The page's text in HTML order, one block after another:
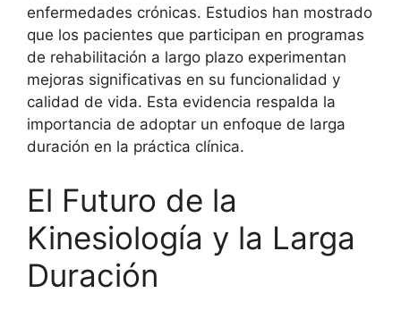
enfermedades crónicas. Estudios han mostrado
que los pacientes que participan en programas
de rehabilitación a largo plazo experimentan
mejoras significativas en su funcionalidad y
calidad de vida. Esta evidencia respalda la
importancia de adoptar un enfoque de larga
duración en la práctica clínica.
El Futuro de la
Kinesiología y la Larga
Duración